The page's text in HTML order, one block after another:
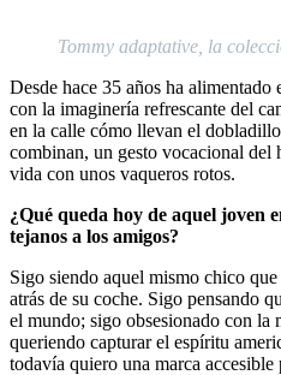
Tommy adaptative, la
Desde hace 35 años ha
con la imaginería refrescante del
en la calle cómo llevan el
combinan, un gesto vocacional del
vida con unos vaqueros rotos.
¿Qué queda hoy de aquel joven
tejanos a los amigos?
Sigo siendo aquel mismo chico
atrás de su coche. Sigo pensando
el mundo; sigo obsesionado con la
queriendo capturar el espíritu
todavía quiero una marca accesible